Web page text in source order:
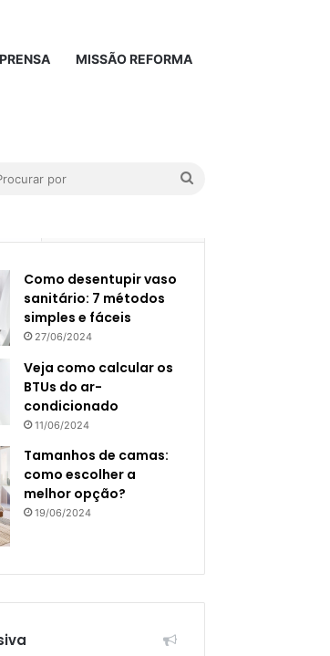
MISSÃO REFORMA
Como desentupir vaso
sanitário: 7 métodos
simples e fáceis
27/06/2024
Veja como calcular os
BTUs do ar-
condicionado
11/06/2024
Tamanhos de camas:
como escolher a
melhor opção?
19/06/2024